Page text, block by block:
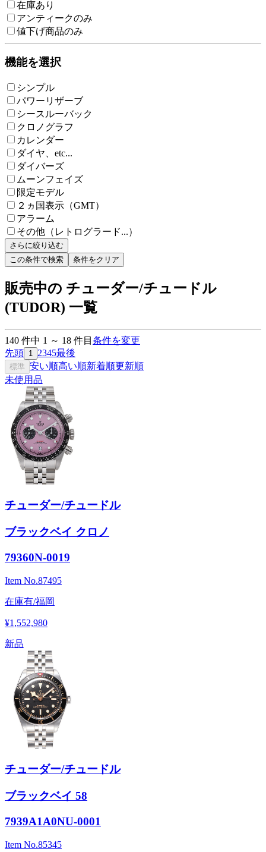
在庫あり
アンティークのみ
値下げ商品のみ
機能を選択
シンプル
パワーリザーブ
シースルーバック
クロノグラフ
カレンダー
ダイヤ、etc...
ダイバーズ
ムーンフェイズ
限定モデル
２ヵ国表示（GMT）
アラーム
その他（レトログラード...）
さらに絞り込む
この条件で検索
条件をクリア
販売中の チューダー/チュードル
(TUDOR) 一覧
140 件中 1 ～ 18 件目 条件を変更
先頭 1 2345最後
標準 安い順高い順新着順更新順
未使用品
チューダー/チュードル
ブラックベイ クロノ
79360N-0019
Item No.87495
在庫有/福岡
¥1,552,980
新品
チューダー/チュードル
ブラックベイ 58
7939A1A0NU-0001
Item No.85345